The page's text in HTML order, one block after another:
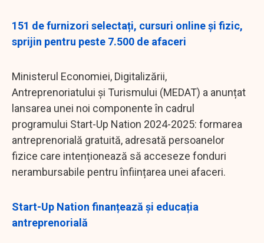
151 de furnizori selectați, cursuri online și fizic,
sprijin pentru peste 7.500 de afaceri
Ministerul Economiei, Digitalizării,
Antreprenoriatului şi Turismului (MEDAT) a anunțat
lansarea unei noi componente în cadrul
programului Start-Up Nation 2024-2025: formarea
antreprenorială gratuită, adresată persoanelor
fizice care intenționează să acceseze fonduri
nerambursabile pentru înființarea unei afaceri.
Start-Up Nation finanțează și educația
antreprenorială